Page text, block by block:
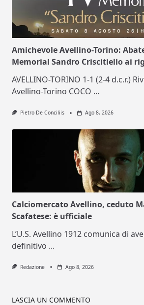
Amichevole Avellino-Torino:
Memorial Sandro Criscitiello ai
AVELLINO-TORINO 1-1 (2-4 d.c.r.)
Avellino-Torino COCO ...
Pietro De Conciliis Ago 8, 2026
Calciomercato Avellino, ceduto
Scafatese: è ufficiale
L’U.S. Avellino 1912 comunica di
definitivo ...
Redazione Ago 8, 2026
LASCIA UN COMMENTO